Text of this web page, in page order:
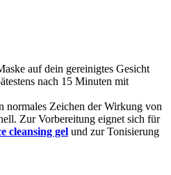
auf dein gereinigtes Gesicht
nach 15 Minuten mit
normales Zeichen der Wirkung von
Zur Vorbereitung eignet sich für
cleansing gel und zur Tonisierung